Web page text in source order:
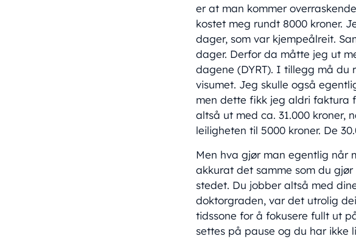
er at man kommer
kostet meg rundt 8000 kroner.
dager, som var kjempeålreit.
dager. Derfor da måtte jeg ut
dagene (DYRT). I tillegg må du
visumet. Jeg skulle også
men dette fikk jeg aldri faktura
altså ut med ca. 31.000
leiligheten til 5000 kroner. De
Men hva gjør man egentlig når
akkurat det samme som du
stedet. Du jobber altså med
doktorgraden, var det utrolig
tidssone for å fokusere fullt ut
settes på pause og du har ikke